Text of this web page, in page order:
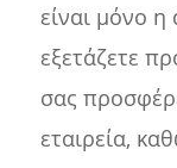
είναι μόνο η
εξετάζετε
σας
εταιρεία,